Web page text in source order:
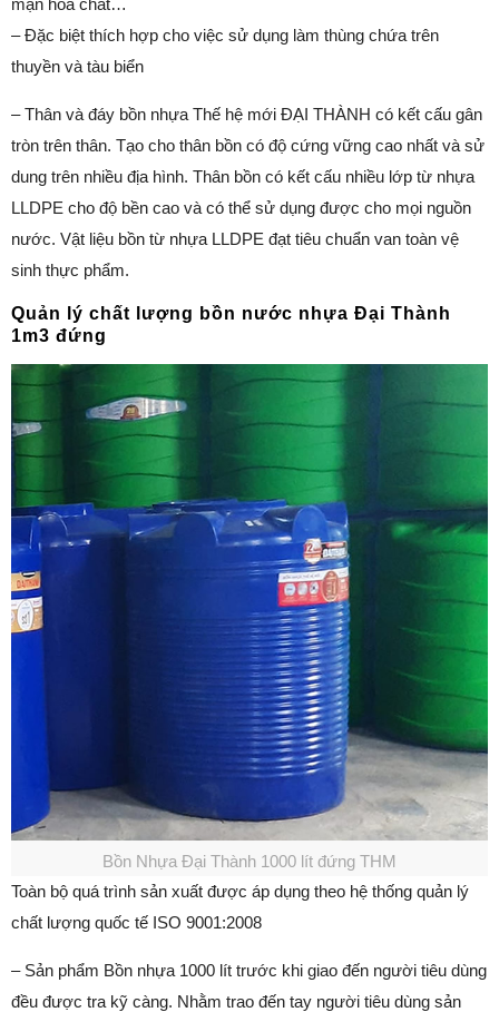
mặn hoá chất…
– Đặc biệt thích hợp cho việc sử dụng làm thùng chứa trên
thuyền và tàu biển
– Thân và đáy bồn nhựa Thế hệ mới ĐẠI THÀNH có kết cấu gân
tròn trên thân. Tạo cho thân bồn có độ cứng vững cao nhất và sử
dung trên nhiều địa hình. Thân bồn có kết cấu nhiều lớp từ nhựa
LLDPE cho độ bền cao và có thể sử dụng được cho mọi nguồn
nước. Vật liệu bồn từ nhựa LLDPE đạt tiêu chuẩn van toàn vệ
sinh thực phẩm.
Quản lý chất lượng bồn nước nhựa Đại Thành
1m3 đứng
Bồn Nhựa Đại Thành 1000 lít đứng THM
Toàn bộ quá trình sản xuất được áp dụng theo hệ thống quản lý
chất lượng quốc tế ISO 9001:2008
– Sản phẩm Bồn nhựa 1000 lít trước khi giao đến người tiêu dùng
đều được tra kỹ càng. Nhằm trao đến tay người tiêu dùng sản